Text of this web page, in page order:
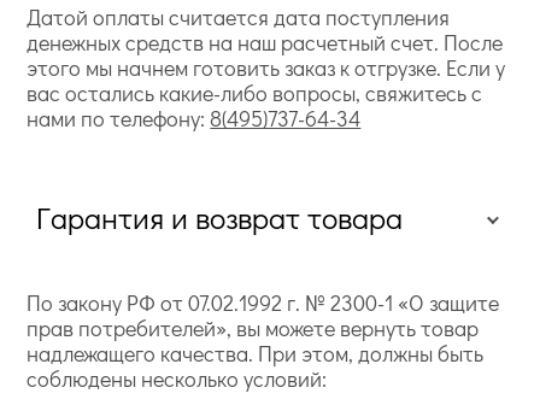
Датой оплаты считается дата поступления
денежных средств на наш расчетный счет. После
этого мы начнем готовить заказ к отгрузке. Если у
вас остались какие-либо вопросы, свяжитесь с
нами по телефону: 8(495)737-64-34
Гарантия и возврат товара
По закону РФ от 07.02.1992 г. № 2300-1 «О защите
прав потребителей», вы можете вернуть товар
надлежащего качества. При этом, должны быть
соблюдены несколько условий: